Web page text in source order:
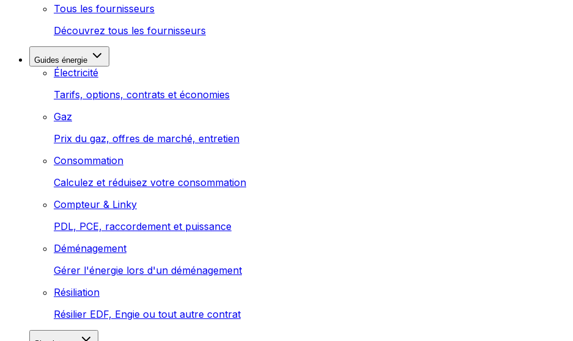
Tous les fournisseurs
Découvrez tous les fournisseurs
Guides énergie
Électricité
Tarifs, options, contrats et économies
Gaz
Prix du gaz, offres de marché, entretien
Consommation
Calculez et réduisez votre consommation
Compteur & Linky
PDL, PCE, raccordement et puissance
Déménagement
Gérer l'énergie lors d'un déménagement
Résiliation
Résilier EDF, Engie ou tout autre contrat